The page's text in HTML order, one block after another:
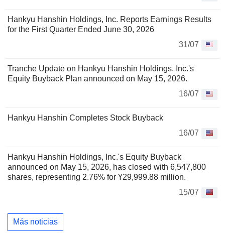
Hankyu Hanshin Holdings, Inc. Reports Earnings Results
for the First Quarter Ended June 30, 2026
31/07
Tranche Update on Hankyu Hanshin Holdings, Inc.'s
Equity Buyback Plan announced on May 15, 2026.
16/07
Hankyu Hanshin Completes Stock Buyback
16/07
Hankyu Hanshin Holdings, Inc.'s Equity Buyback
announced on May 15, 2026, has closed with 6,547,800
shares, representing 2.76% for ¥29,999.88 million.
15/07
Más noticias